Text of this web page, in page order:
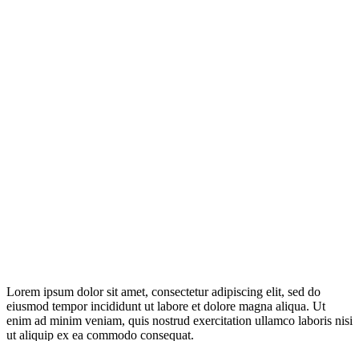
Lorem ipsum dolor sit amet, consectetur adipiscing elit, sed do
eiusmod tempor incididunt ut labore et dolore magna aliqua. Ut
enim ad minim veniam, quis nostrud exercitation ullamco laboris nisi
ut aliquip ex ea commodo consequat.